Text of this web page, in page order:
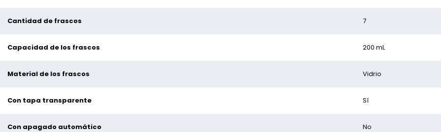
Cantidad de frascos 7
Capacidad de los frascos 200 mL
Material de los frascos Vidrio
Con tapa transparente Sí
Con apagado automático No